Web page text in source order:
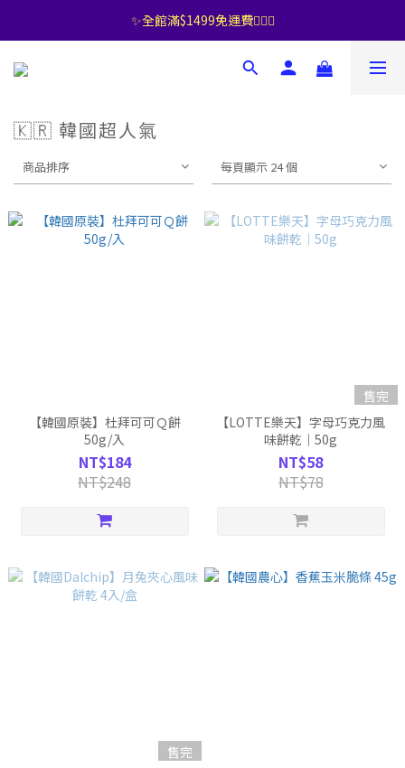
✨全館滿$1499免運費🧚🏻‍♀️
🇰🇷 韓國超人氣
商品排序 每頁顯示 24 個
【韓國原裝】杜拜可可Ｑ餅
50g/入
NT$184
NT$248
售完
【LOTTE樂天】字母巧克力風
味餅乾｜50g
NT$58
NT$78
售完